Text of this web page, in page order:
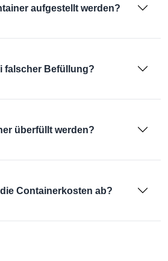
aufgestellt werden?
falscher Befüllung?
überfüllt werden?
Containerkosten ab?